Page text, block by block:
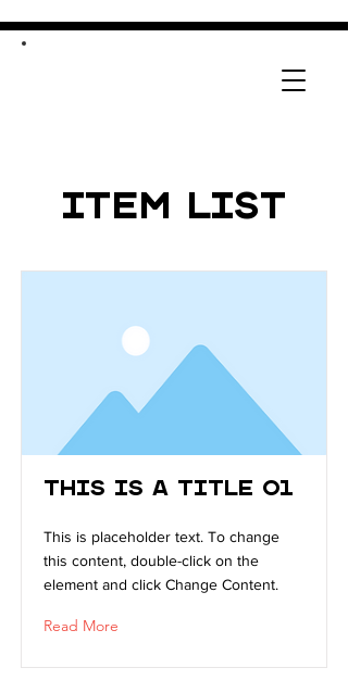
Item List
This is a Title 01
This is placeholder text. To change
this content, double-click on the
element and click Change Content.
Read More